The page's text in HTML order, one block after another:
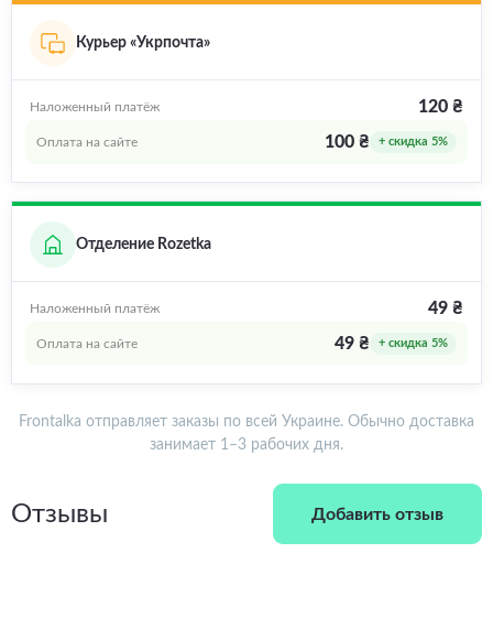
Курьер «Укрпочта»
Наложенный платёж 120 ₴
Оплата на сайте 100 ₴ + скидка 5%
Отделение Rozetka
Наложенный платёж 49 ₴
Оплата на сайте 49 ₴ + скидка 5%
Frontalka отправляет заказы по всей Украине. Обычно доставка
занимает 1–3 рабочих дня.
Отзывы Добавить отзыв